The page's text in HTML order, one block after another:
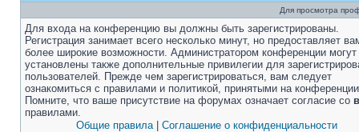
Для просмотра
Для входа на конференцию вы должны быть зарегистрированы.
Регистрация занимает всего несколько минут, но предоставляет
более широкие возможности. Администратором конференции
установлены также дополнительные привилегии для
пользователей. Прежде чем зарегистрироваться, вам следует
ознакомиться с правилами и политикой, принятыми на
Помните, что ваше присутствие на форумах означает согласие со
правилами.
Общие правила| Соглашение о конфиденциальности